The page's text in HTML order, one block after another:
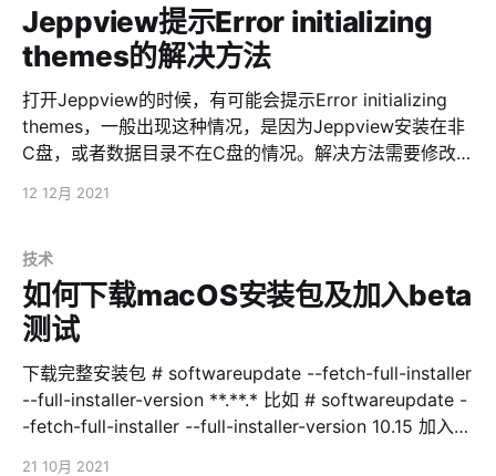
dhcp_option '138,10.0.1.1'
Jeppview提示Error initializing
themes的解决方法
打开Jeppview的时候，有可能会提示Error initializing
themes，一般出现这种情况，是因为Jeppview安装在非
C盘，或者数据目录不在C盘的情况。解决方法需要修改注
HKEY_LOCAL_MACHINE\SOFTWARE\Wow6432Node\
值修改为 C:\ProgramData\Jeppesen\JeppView for
Windows\Themes\ 保存即可
12 12月 2021
技术
如何下载macOS安装包及加入beta
测试
下载完整安装包 # softwareupdate --fetch-full-installer
--full-installer-version **.**.* 比如 # softwareupdate -
-fetch-full-installer --full-installer-version 10.15 加入开
21 10月 2021